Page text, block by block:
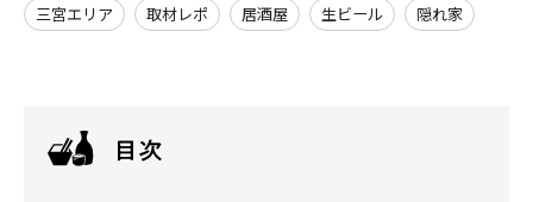
三宮エリア
取材レポ 居酒屋 生ビール 隠れ家